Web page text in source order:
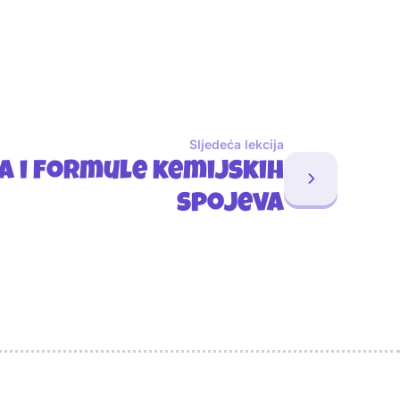
Sljedeća lekcija
i formule kemijskih
spojeva